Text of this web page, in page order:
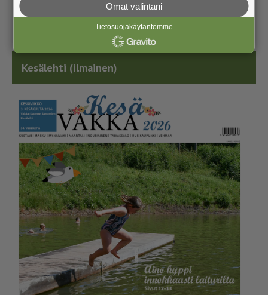
Kesälehti (ilmainen)
Omat valintani
Tietosuojakäytäntömme